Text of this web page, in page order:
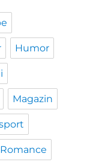
Humor
Magazin
Romance